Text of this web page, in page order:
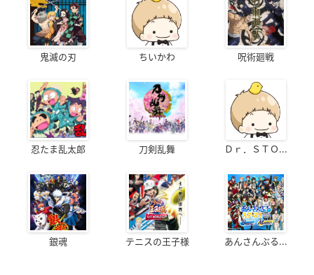
鬼滅の刃 ちいかわ 呪術廻戦
忍たま乱太郎 刀剣乱舞 Ｄｒ．ＳＴＯ...
銀魂 テニスの王子様 あんさんぶる...